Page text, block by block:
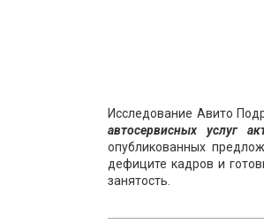
Исследование Авито
автосервисных услуг
опубликованных
дефиците кадров и
занятость.